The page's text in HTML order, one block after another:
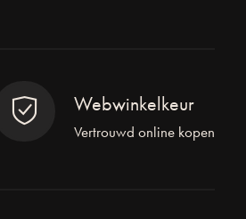
Webwinkelkeur
Vertrouwd online kopen